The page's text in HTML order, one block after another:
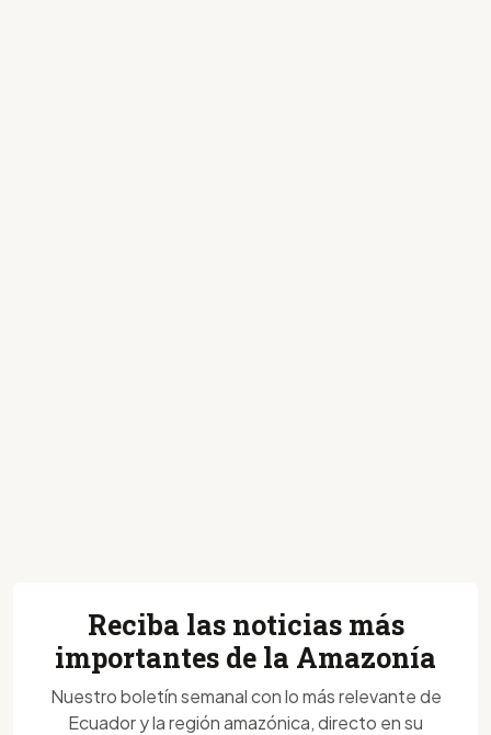
Reciba las noticias más
importantes de la Amazonía
Nuestro boletín semanal con lo más relevante de
Ecuador y la región amazónica, directo en su